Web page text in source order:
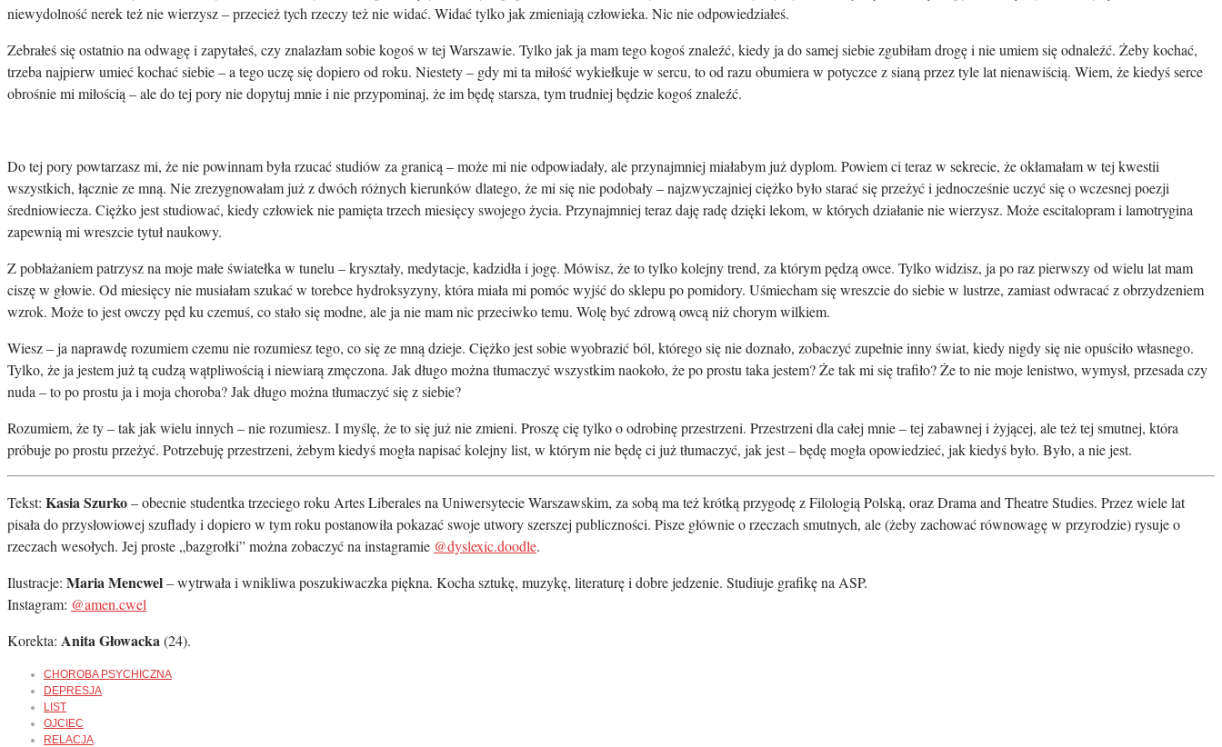
niewydolność nerek też nie wierzysz – przecież tych rzeczy też nie widać. Widać tylko jak zmieniają człowieka. Nic nie odpowiedziałeś.
Zebrałeś się ostatnio na odwagę i zapytałeś, czy znalazłam sobie kogoś w tej Warszawie. Tylko jak ja mam tego kogoś znaleźć, kiedy ja do samej siebie zgubiłam drogę i nie umiem się odnaleźć. Żeby kochać,
trzeba najpierw umieć kochać siebie – a tego uczę się dopiero od roku. Niestety – gdy mi ta miłość wykiełkuje w sercu, to od razu obumiera w potyczce z sianą przez tyle lat nienawiścią. Wiem, że kiedyś serce
obrośnie mi miłością – ale do tej pory nie dopytuj mnie i nie przypominaj, że im będę starsza, tym trudniej będzie kogoś znaleźć.
Do tej pory powtarzasz mi, że nie powinnam była rzucać studiów za granicą – może mi nie odpowiadały, ale przynajmniej miałabym już dyplom. Powiem ci teraz w sekrecie, że okłamałam w tej kwestii
wszystkich, łącznie ze mną. Nie zrezygnowałam już z dwóch różnych kierunków dlatego, że mi się nie podobały – najzwyczajniej ciężko było starać się przeżyć i jednocześnie uczyć się o wczesnej poezji
średniowiecza. Ciężko jest studiować, kiedy człowiek nie pamięta trzech miesięcy swojego życia. Przynajmniej teraz daję radę dzięki lekom, w których działanie nie wierzysz. Może escitalopram i lamotrygina
zapewnią mi wreszcie tytuł naukowy.
Z pobłażaniem patrzysz na moje małe światełka w tunelu – kryształy, medytacje, kadzidła i jogę. Mówisz, że to tylko kolejny trend, za którym pędzą owce. Tylko widzisz, ja po raz pierwszy od wielu lat mam
ciszę w głowie. Od miesięcy nie musiałam szukać w torebce hydroksyzyny, która miała mi pomóc wyjść do sklepu po pomidory. Uśmiecham się wreszcie do siebie w lustrze, zamiast odwracać z obrzydzeniem
wzrok. Może to jest owczy pęd ku czemuś, co stało się modne, ale ja nie mam nic przeciwko temu. Wolę być zdrową owcą niż chorym wilkiem.
Wiesz – ja naprawdę rozumiem czemu nie rozumiesz tego, co się ze mną dzieje. Ciężko jest sobie wyobrazić ból, którego się nie doznało, zobaczyć zupełnie inny świat, kiedy nigdy się nie opuściło własnego.
Tylko, że ja jestem już tą cudzą wątpliwością i niewiarą zmęczona. Jak długo można tłumaczyć wszystkim naokoło, że po prostu taka jestem? Że tak mi się trafiło? Że to nie moje lenistwo, wymysł, przesada czy
nuda – to po prostu ja i moja choroba? Jak długo można tłumaczyć się z siebie?
Rozumiem, że ty – tak jak wielu innych – nie rozumiesz. I myślę, że to się już nie zmieni. Proszę cię tylko o odrobinę przestrzeni. Przestrzeni dla całej mnie – tej zabawnej i żyjącej, ale też tej smutnej, która
próbuje po prostu przeżyć. Potrzebuję przestrzeni, żebym kiedyś mogła napisać kolejny list, w którym nie będę ci już tłumaczyć, jak jest – będę mogła opowiedzieć, jak kiedyś było. Było, a nie jest.
Tekst: Kasia Szurko– obecnie studentka trzeciego roku Artes Liberales na Uniwersytecie Warszawskim, za sobą ma też krótką przygodę z Filologią Polską, oraz Drama and Theatre Studies. Przez wiele lat
pisała do przysłowiowej szuflady i dopiero w tym roku postanowiła pokazać swoje utwory szerszej publiczności. Pisze głównie o rzeczach smutnych, ale (żeby zachować równowagę w przyrodzie) rysuje o
rzeczach wesołych. Jej proste „bazgrołki” można zobaczyć na instagramie @dyslexic.doodle.
Ilustracje: Maria Mencwel– wytrwała i wnikliwa poszukiwaczka piękna. Kocha sztukę, muzykę, literaturę i dobre jedzenie. Studiuje grafikę na ASP.
Instagram: @amen.cwel
Korekta: Anita Głowacka (24).
CHOROBA PSYCHICZNA
DEPRESJA
LIST
OJCIEC
RELACJA